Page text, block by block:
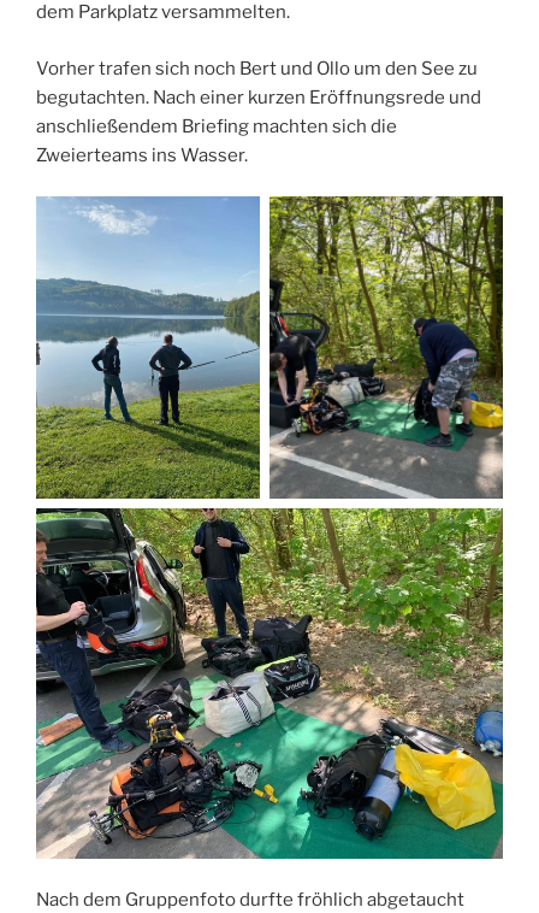
dem Parkplatz versammelten.
Vorher trafen sich noch Bert und Ollo um den See zu
begutachten. Nach einer kurzen Eröffnungsrede und
anschließendem Briefing machten sich die
Zweierteams ins Wasser.
Nach dem Gruppenfoto durfte fröhlich abgetaucht